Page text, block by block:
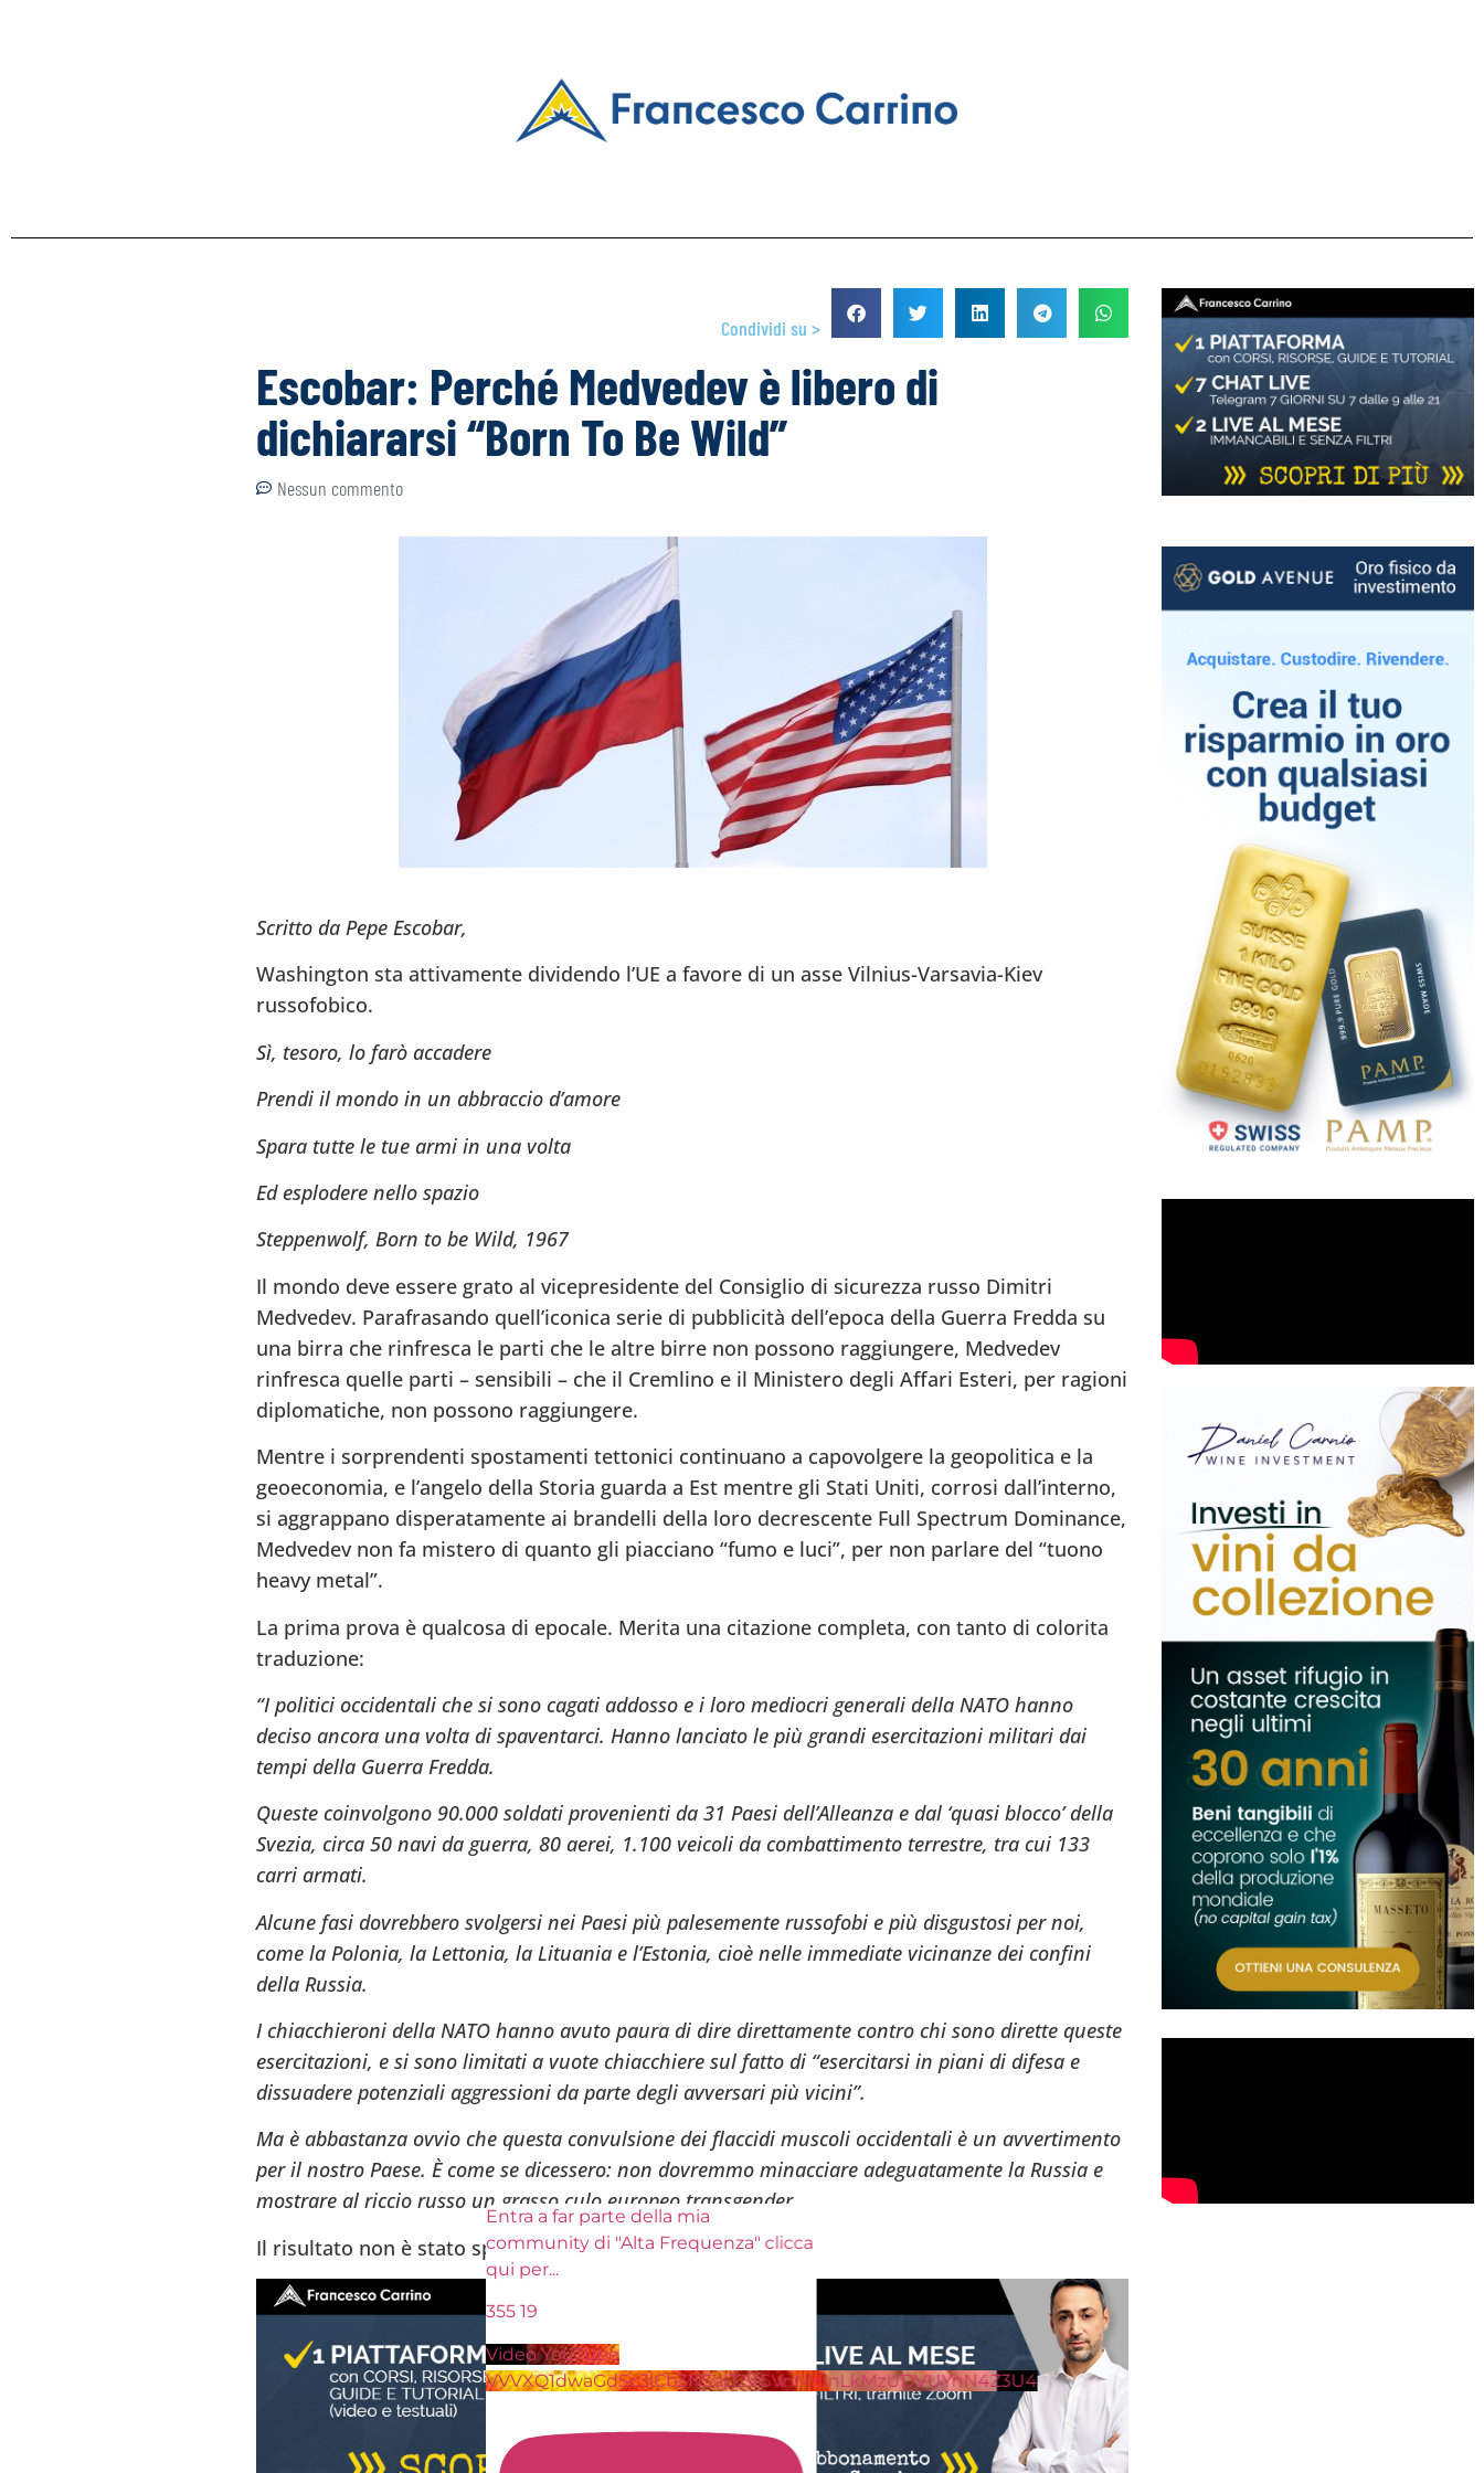
Condividi su >
Escobar: Perché Medvedev è libero di
dichiararsi “Born To Be Wild”
Nessun commento
Scritto da Pepe Escobar,
Washington sta attivamente dividendo l’UE a favore di un asse Vilnius-Varsavia-Kiev
russofobico.
Sì, tesoro, lo farò accadere
Prendi il mondo in un abbraccio d’amore
Spara tutte le tue armi in una volta
Ed esplodere nello spazio
Steppenwolf, Born to be Wild, 1967
Il mondo deve essere grato al vicepresidente del Consiglio di sicurezza russo Dimitri
Medvedev. Parafrasando quell’iconica serie di pubblicità dell’epoca della Guerra Fredda su
una birra che rinfresca le parti che le altre birre non possono raggiungere, Medvedev
rinfresca quelle parti – sensibili – che il Cremlino e il Ministero degli Affari Esteri, per ragioni
diplomatiche, non possono raggiungere.
Mentre i sorprendenti spostamenti tettonici continuano a capovolgere la geopolitica e la
geoeconomia, e l’angelo della Storia guarda a Est mentre gli Stati Uniti, corrosi dall’interno,
si aggrappano disperatamente ai brandelli della loro decrescente Full Spectrum Dominance,
Medvedev non fa mistero di quanto gli piacciano “fumo e luci”, per non parlare del “tuono
heavy metal”.
La prima prova è qualcosa di epocale. Merita una citazione completa, con tanto di colorita
traduzione:
“I politici occidentali che si sono cagati addosso e i loro mediocri generali della NATO hanno
deciso ancora una volta di spaventarci. Hanno lanciato le più grandi esercitazioni militari dai
tempi della Guerra Fredda.
Queste coinvolgono 90.000 soldati provenienti da 31 Paesi dell’Alleanza e dal ‘quasi blocco’ della
Svezia, circa 50 navi da guerra, 80 aerei, 1.100 veicoli da combattimento terrestre, tra cui 133
carri armati.
Alcune fasi dovrebbero svolgersi nei Paesi più palesemente russofobi e più disgustosi per noi,
come la Polonia, la Lettonia, la Lituania e l’Estonia, cioè nelle immediate vicinanze dei confini
della Russia.
I chiacchieroni della NATO hanno avuto paura di dire direttamente contro chi sono dirette queste
esercitazioni, e si sono limitati a vuote chiacchiere sul fatto di “esercitarsi in piani di difesa e
dissuadere potenziali aggressioni da parte degli avversari più vicini”.
Ma è abbastanza ovvio che questa convulsione dei flaccidi muscoli occidentali è un avvertimento
per il nostro Paese. È come se dicessero: non dovremmo minacciare adeguatamente la Russia e
mostrare al riccio russo un grasso culo europeo transgender.
Il risultato non è stato spaventoso, ma molto significativo.
Entra a far parte della mia
community di "Alta Frequenza" clicca
qui per...
355 19
Video YouTube
VVVXQ1dwaGdSc3lCb3NSajJ2VGVnMnlnLkMzUDVUYnN4Z3U4